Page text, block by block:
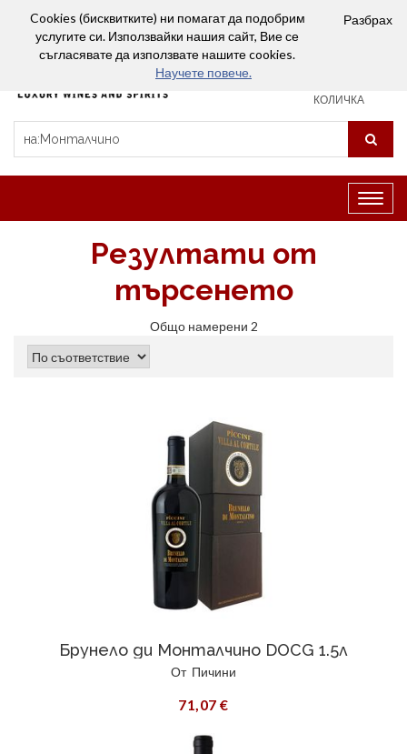
Разбрах
Cookies (бисквитките) ни помагат да подобрим
услугите си. Използвайки нашия сайт, Вие се
съгласявате да използвате нашите cookies.
Научете повече.
КОЛИЧКА
на
Резултати от
търсенето
Общо намерени 2
Брунело ди Монталчино DOCG 1.5л
От Пичини
71,07 €